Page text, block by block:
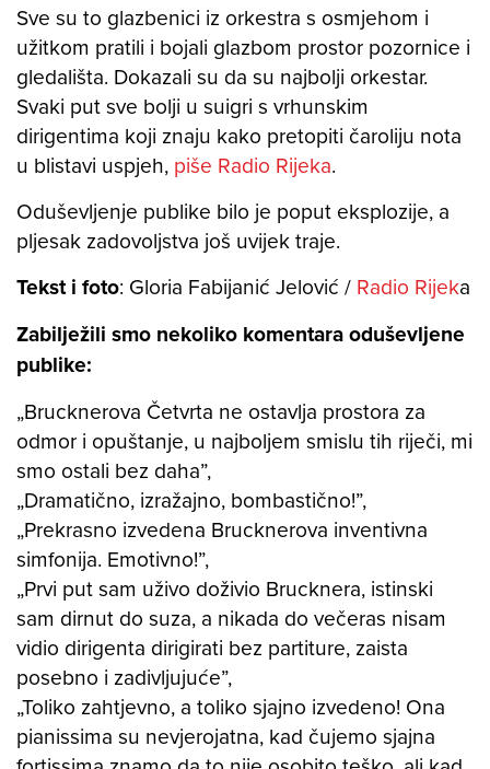
Sve su to glazbenici iz orkestra s osmjehom i
užitkom pratili i bojali glazbom prostor pozornice i
gledališta. Dokazali su da su najbolji orkestar.
Svaki put sve bolji u suigri s vrhunskim
dirigentima koji znaju kako pretopiti čaroliju nota
u blistavi uspjeh, piše Radio Rijeka.
Oduševljenje publike bilo je poput eksplozije, a
pljesak zadovoljstva još uvijek traje.
Tekst i foto: Gloria Fabijanić Jelović / Radio Rijeka
Zabilježili smo nekoliko komentara oduševljene
publike:
„Brucknerova Četvrta ne ostavlja prostora za
odmor i opuštanje, u najboljem smislu tih riječi, mi
smo ostali bez daha”,
„Dramatično, izražajno, bombastično!”,
„Prekrasno izvedena Brucknerova inventivna
simfonija. Emotivno!”,
„Prvi put sam uživo doživio Brucknera, istinski
sam dirnut do suza, a nikada do večeras nisam
vidio dirigenta dirigirati bez partiture, zaista
posebno i zadivljujuće”,
„Toliko zahtjevno, a toliko sjajno izvedeno! Ona
pianissima su nevjerojatna, kad čujemo sjajna